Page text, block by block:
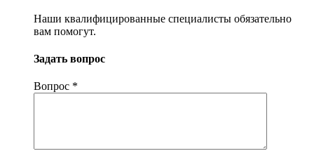
Наши квалифицированные специалисты обязательно
вам помогут.
Задать вопрос
Вопрос *